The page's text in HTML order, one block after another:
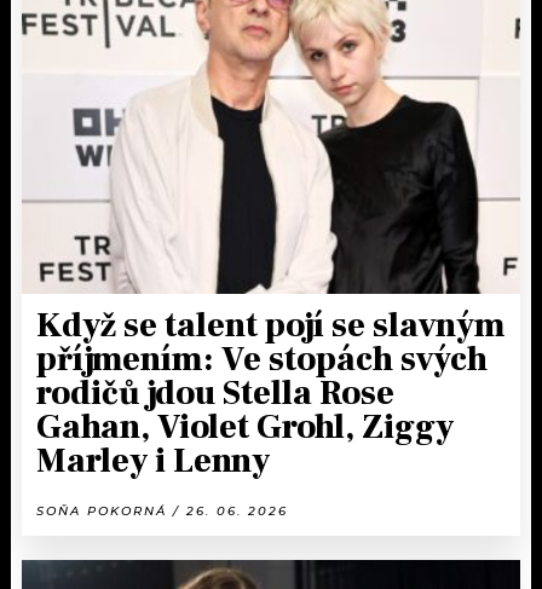
Když se talent pojí se slavným
příjmením: Ve stopách svých
rodičů jdou Stella Rose
Gahan, Violet Grohl, Ziggy
Marley i Lenny
SOŇA POKORNÁ / 26. 06. 2026